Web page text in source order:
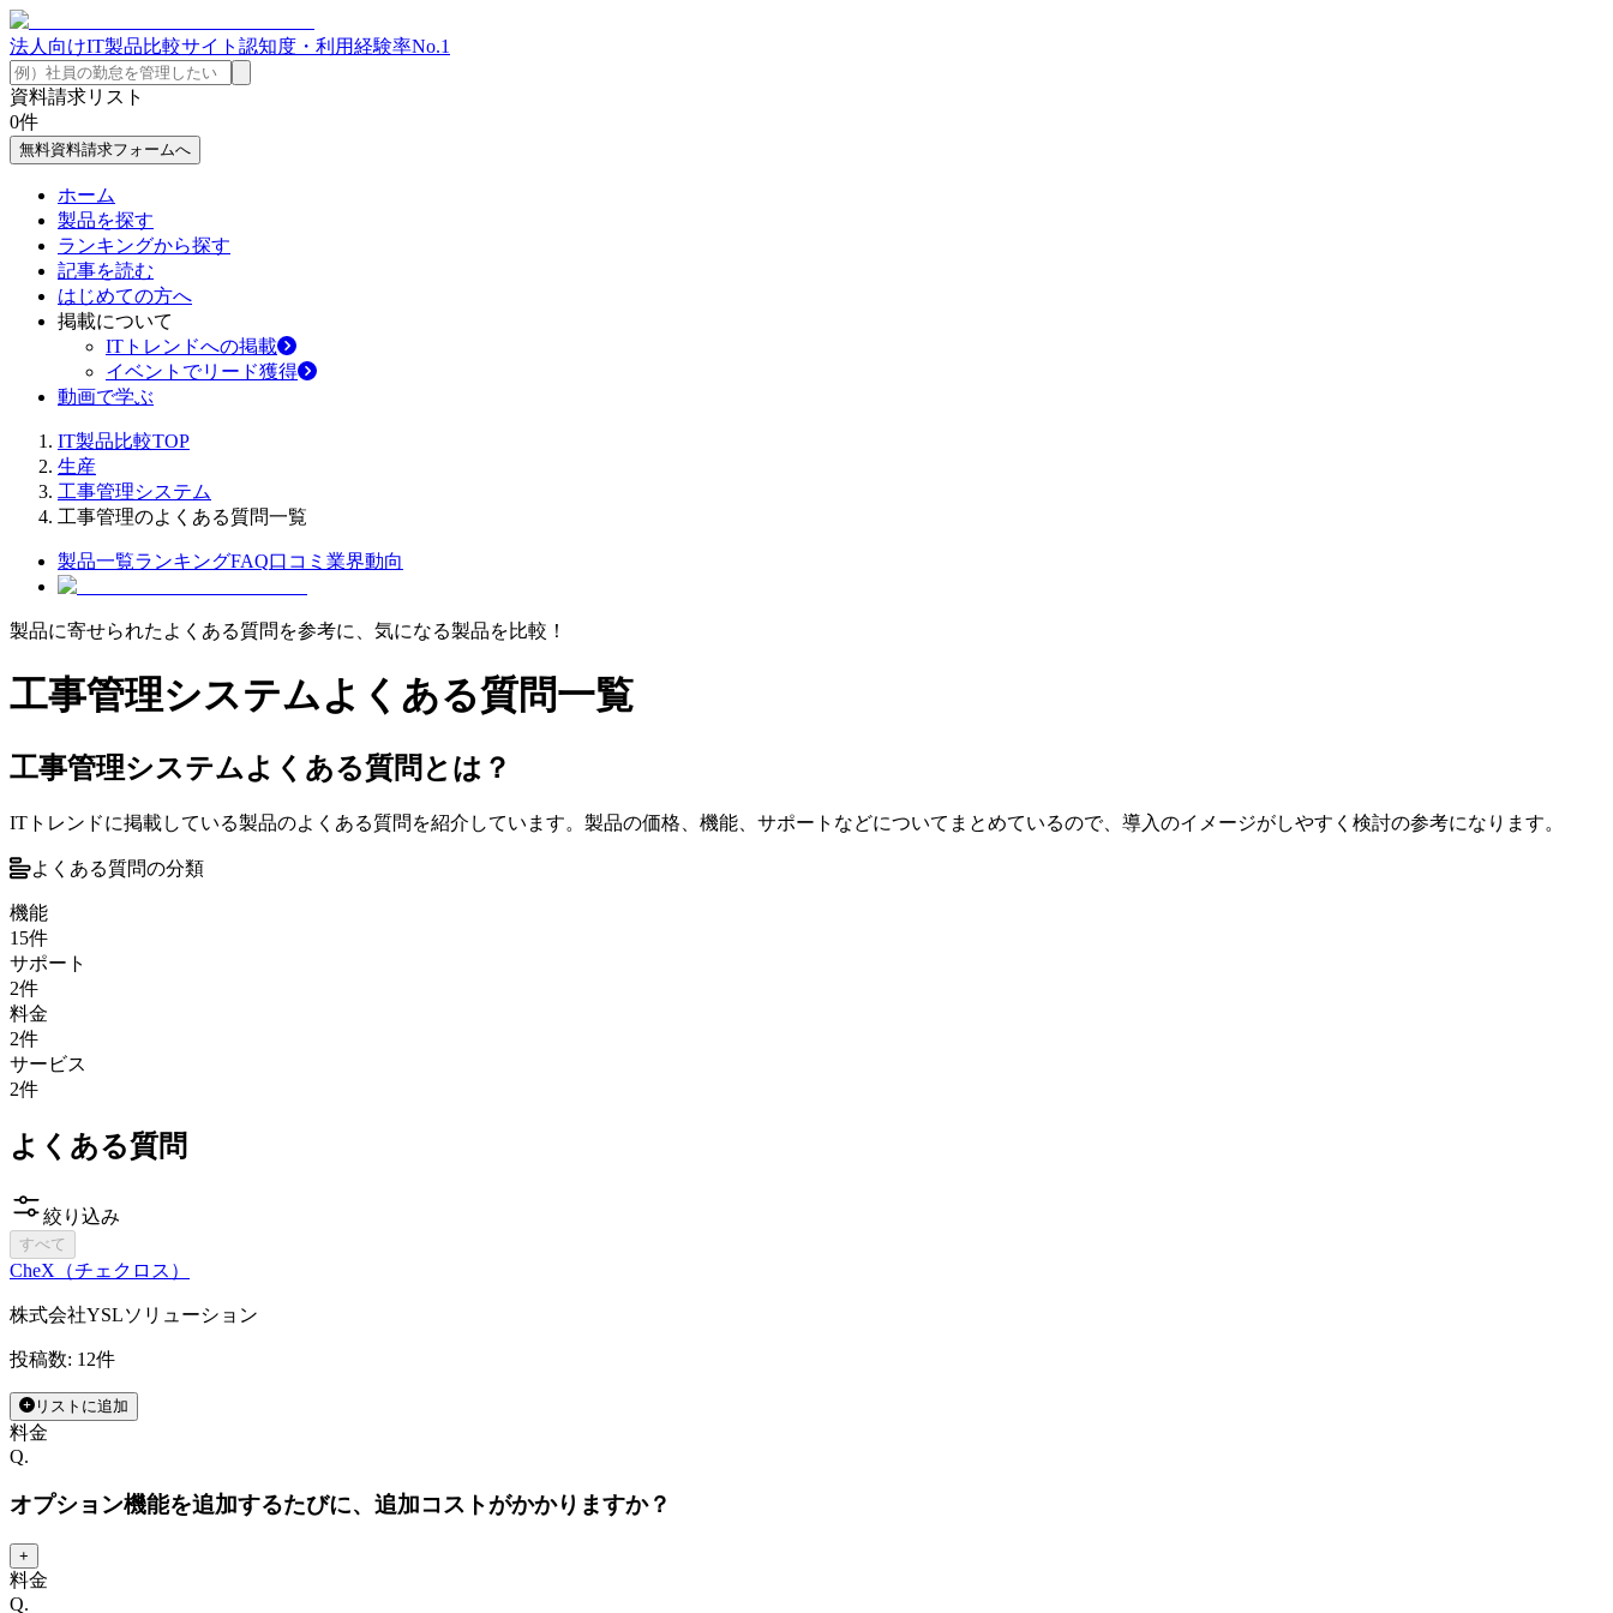
法人向けIT製品比較サイト 認知度・利用経験率No.1
資料請求リスト
0件
無料資料請求フォームへ
ホーム
製品を探す
ランキングから探す
記事を読む
はじめての方へ
掲載について
ITトレンドへの掲載
イベントでリード獲得
動画で学ぶ
IT製品比較TOP
生産
工事管理システム
工事管理のよくある質問一覧
製品一覧ランキングFAQ口コミ 業界動向
製品に寄せられたよくある質問を参考に、気になる製品を比較！
工事管理システムよくある質問一覧
工事管理システムよくある質問とは？
ITトレンドに掲載している製品のよくある質問を紹介しています。製品の価格、機能、サポートなどについてまとめているので、導入のイメージがしやすく検討の参考になります。
よくある質問の分類
機能
15件
サポート
2件
料金
2件
サービス
2件
よくある質問
絞り込み
すべて
CheX（チェクロス）
株式会社YSLソリューション
投稿数: 12件
リストに追加
料金
Q.
オプション機能を追加するたびに、追加コストがかかりますか？
+
料金
Q.